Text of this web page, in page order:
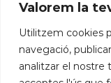
Valorem la
Utilitzem cookies
navegació,
analitzar el nostre
Política de